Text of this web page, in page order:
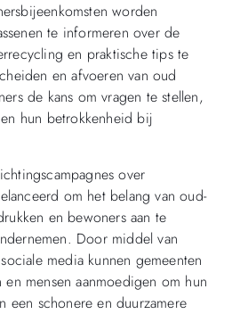
worden
te informeren over de
en praktische tips te
en afvoeren van oud
de kans om vragen te stellen,
hun betrokkenheid bij
over
om het belang van oud-
en bewoners aan te
Door middel van
media kunnen gemeenten
mensen aanmoedigen om hun
een schonere en duurzamere